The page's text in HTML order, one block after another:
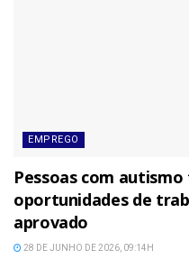
EMPREGO
Pessoas com
oportunidades de
aprovado
28 DE JUNHO DE 2026, 09:14H